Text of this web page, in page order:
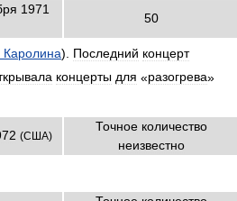
1971
50
Каролина). Последний концерт
концерты для «разогрева»
(США)
Точное количество
неизвестно